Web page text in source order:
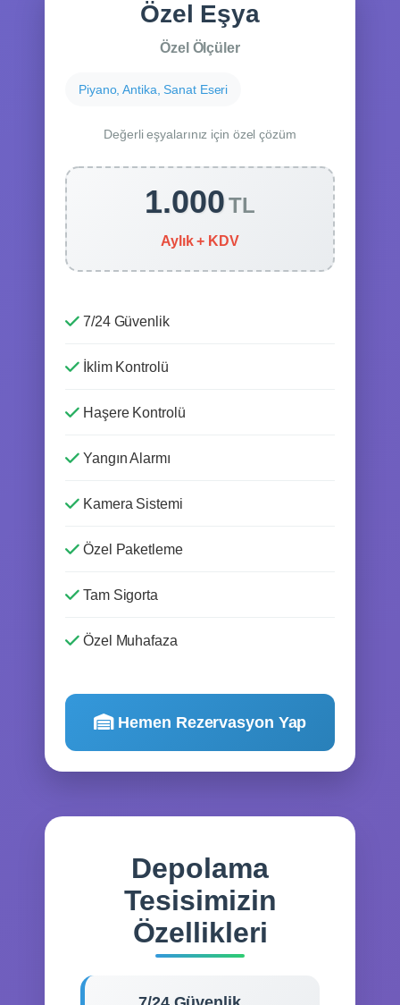
Özel Eşya
Özel Ölçüler
Piyano, Antika, Sanat Eseri
Değerli eşyalarınız için özel çözüm
1.000TL
Aylık + KDV
7/24 Güvenlik
İklim Kontrolü
Haşere Kontrolü
Yangın Alarmı
Kamera Sistemi
Özel Paketleme
Tam Sigorta
Özel Muhafaza
Hemen Rezervasyon Yap
Depolama
Tesisimizin
Özellikleri